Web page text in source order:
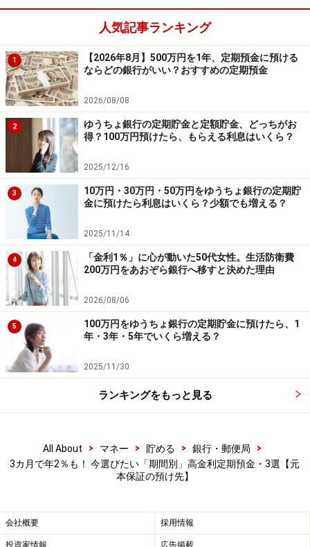
参照：円定期預金商品詳細説明書 円預金 ソニー銀行
（ネット銀行）
まとめ
今回は3カ月、6カ月、3年と、預入期間や特徴の異なる3
つの有力な定期預金をご紹介しました。
定期預金は原則として途中で解約をしてしまうと、「中
途解約利率」が適用されて当初の予定よりも金利が低く
なってしまいます。それを避けるためにも、預けるお金
が「いつ必要になるか」を事前にしっかり色分けしてお
くことが大切です。
直近で使う予定のあるお金は3カ月や6カ月の短期で機動
的に回し、当分動かさない余裕資金は3年などの長期で
がっちりロックする。そんなご自身のライフプランに合
った期間を選んで、賢くボーナスを育てましょう。
※記事内容は執筆時点のものです。最新の内容をご確認くださ
投資や資産運用に関する最終的なご判断はご自身の責任において
行ってください。
掲載情報の正確性・完全性については十分に配慮しております
が、その内容を保証するものではなく、これに基づく損失・損害
の公式情報をご確認ください。
人気記事ランキング
1
【2026年8月】500万円を1年、定期預金に預ける
ならどの銀行がいい？おすすめの定期預金
2026/08/08
2
ゆうちょ銀行の定期貯金と定額貯金、どっちがお
得？100万円預けたら、もらえる利息はいくら？
2025/12/16
3
10万円・30万円・50万円をゆうちょ銀行の定期貯
金に預けたら利息はいくら？少額でも増える？
2025/11/14
4
「金利1％」に心が動いた50代女性。生活防衛費
200万円をあおぞら銀行へ移すと決めた理由
2026/08/06
5
100万円をゆうちょ銀行の定期貯金に預けたら、1
年・3年・5年でいくら増える？
2025/11/30
ランキングをもっと見る
All About > マネー > 貯める > 銀行・郵便局
>
3カ月で年2％も！ 今選びたい「期間別」高金利定期預金・3選【元
本保証の預け先】
会社概要 採用情報